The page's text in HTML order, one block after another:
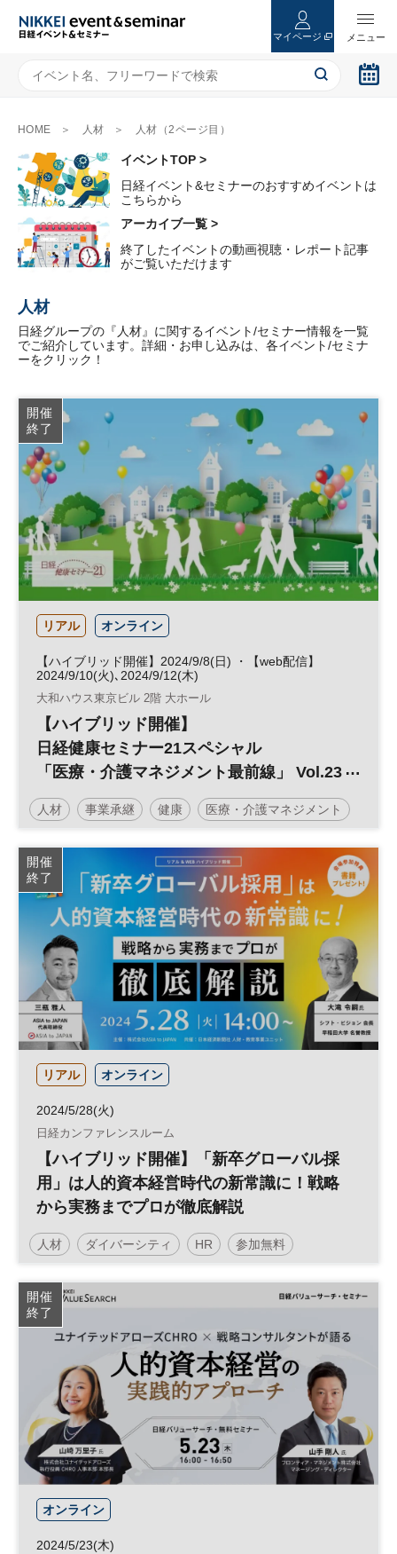
マイページ
HOME 人材 人材（2ページ目）
イベントTOP >
日経イベント&セミナーのおすすめイベントは
こちらから
アーカイブ一覧 >
終了したイベントの動画視聴・レポート記事
がご覧いただけます
人材
日経グループの『人材』に関するイベント/セミナー情報を一覧
でご紹介しています。詳細・お申し込みは、各イベント/セミナ
ーをクリック！
開催
終了
リアル オンライン
【ハイブリッド開催】2024/9/8(日) ・【web配信】
2024/9/10(火)､2024/9/12(木)
大和ハウス東京ビル 2階 大ホール
【ハイブリッド開催】
日経健康セミナー21スペシャル
「医療・介護マネジメント最前線」 Vol.23
続・選ばれる病院を目指して～トリプル改
定がもたらす影響と病院経営～
人材 事業承継 健康 医療・介護マネジメント
不動産 医療 日経健康セミナー 不動産活用
介護 病院経営 DX 診療報酬 参加無料
土日祝開催
開催
終了
リアル オンライン
2024/5/28(火)
日経カンファレンスルーム
【ハイブリッド開催】「新卒グローバル採
用」は人的資本経営時代の新常識に！戦略
から実務までプロが徹底解説
人材 ダイバーシティ HR 参加無料
開催
終了
オンライン
2024/5/23(木)